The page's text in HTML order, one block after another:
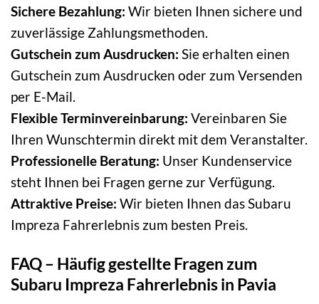
Sichere Bezahlung: Wir bieten Ihnen sichere und
zuverlässige Zahlungsmethoden.
Gutschein zum Ausdrucken: Sie erhalten einen
Gutschein zum Ausdrucken oder zum Versenden
per E-Mail.
Flexible Terminvereinbarung: Vereinbaren Sie
Ihren Wunschtermin direkt mit dem Veranstalter.
Professionelle Beratung: Unser Kundenservice
steht Ihnen bei Fragen gerne zur Verfügung.
Attraktive Preise: Wir bieten Ihnen das Subaru
Impreza Fahrerlebnis zum besten Preis.
FAQ – Häufig gestellte Fragen zum
Subaru Impreza Fahrerlebnis in Pavia